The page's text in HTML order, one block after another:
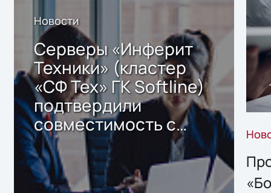
Новости
Серверы «Инферит
Техники» (кластер
«СФ Тех» ГК Softline)
подтвердили
совместимость с
решением Sharx
Storage 2.x для
хранения данных